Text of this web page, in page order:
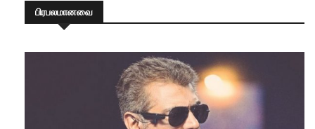
பிரபலமானவை